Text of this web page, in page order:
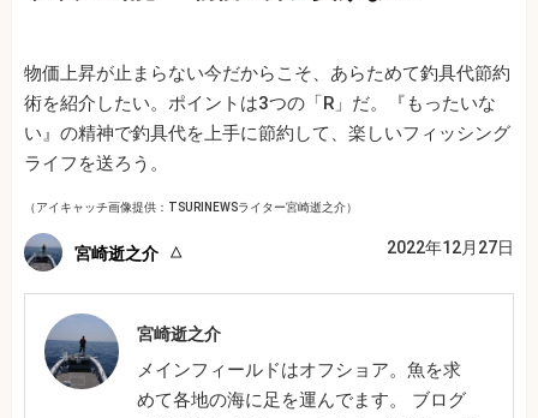
物価上昇が止まらない今だからこそ、あらためて釣具代節約
術を紹介したい。ポイントは3つの「R」だ。『もったいな
い』の精神で釣具代を上手に節約して、楽しいフィッシング
ライフを送ろう。
（アイキャッチ画像提供：TSURINEWSライター宮崎逝之介）
宮崎逝之介 2022年12月27日
宮崎逝之介
メインフィールドはオフショア。魚を求
めて各地の海に足を運んでます。 ブログ